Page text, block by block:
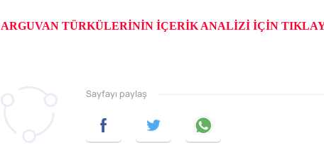
ARGUVAN TÜRKÜLERİNİN İÇERİK ANALİZİ İÇİN
Sayfayı paylaş